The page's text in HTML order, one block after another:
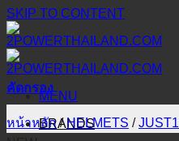
SKIP TO CONTENT
MENU
BRANDS
คัดกรอง
หน้าหลัก / HELMETS / JUST1